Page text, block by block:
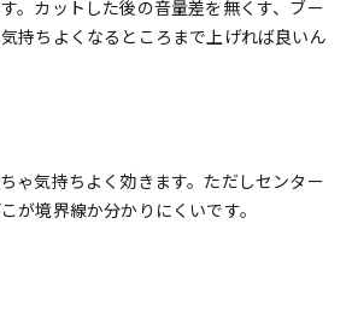
。カットした後の音量差を無くす、ブー
持ちよくなるところまで上げれば良いん
ゃ気持ちよく効きます。ただしセンター
が境界線か分かりにくいです。